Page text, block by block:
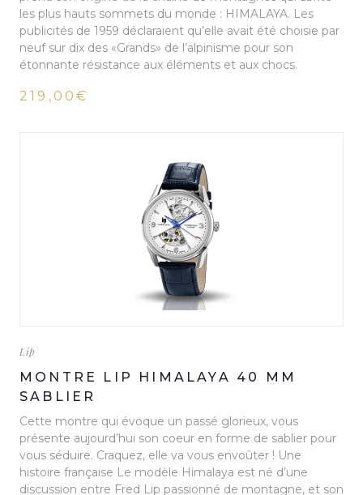
les plus hauts sommets du monde : HIMALAYA. Les
publicités de 1959 déclaraient qu’elle avait été choisie par
neuf sur dix des «Grands» de l’alpinisme pour son
étonnante résistance aux éléments et aux chocs.
219,00€
Lip
MONTRE LIP HIMALAYA 40 MM
SABLIER
Cette montre qui évoque un passé glorieux, vous
présente aujourd’hui son coeur en forme de sablier pour
vous séduire. Craquez, elle va vous envoûter ! Une
histoire française Le modèle Himalaya est né d’une
discussion entre Fred Lip passionné de montagne, et son